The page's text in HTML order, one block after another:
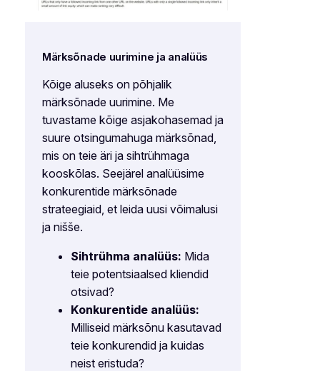
Märksõnade uurimine ja analüüs
Kõige aluseks on põhjalik
märksõnade uurimine. Me
tuvastame kõige asjakohasemad ja
suure otsingumahuga märksõnad,
mis on teie äri ja sihtrühmaga
kooskõlas. Seejärel analüüsime
konkurentide märksõnade
strateegiaid, et leida uusi võimalusi
ja nišše.
Sihtrühma analüüs: Mida
teie potentsiaalsed kliendid
otsivad?
Konkurentide analüüs:
Milliseid märksõnu kasutavad
teie konkurendid ja kuidas
neist eristuda?